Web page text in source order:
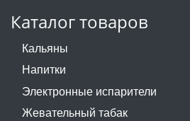
Каталог товаров
Кальяны
Напитки
Электронные испарители
Жевательный табак